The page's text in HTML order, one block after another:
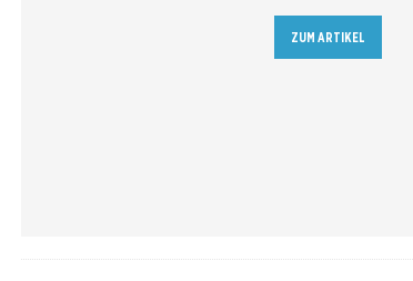
ZUM ARTIKEL